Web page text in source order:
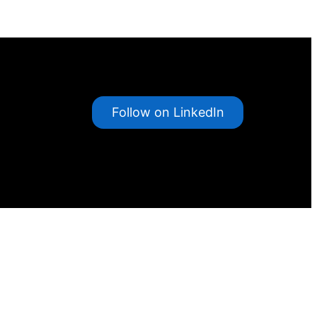
Follow on LinkedIn